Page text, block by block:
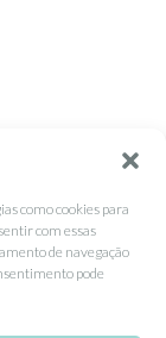
como cookies para
com essas
de navegação
pode